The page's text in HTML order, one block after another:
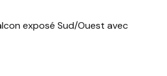
exposé Sud/Ouest avec